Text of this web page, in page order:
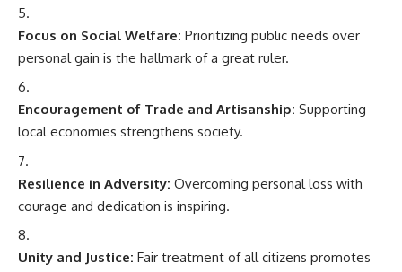
Focus on Social Welfare: Prioritizing public needs over
personal gain is the hallmark of a great ruler.
Encouragement of Trade and Artisanship: Supporting
local economies strengthens society.
Resilience in Adversity: Overcoming personal loss with
courage and dedication is inspiring.
Unity and Justice: Fair treatment of all citizens promotes